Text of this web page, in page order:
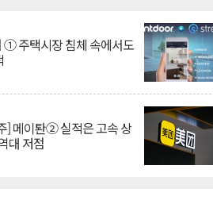
① 주택시장 침체 속에서도
] 메이퇀② 실적은 고속 상
대 저점